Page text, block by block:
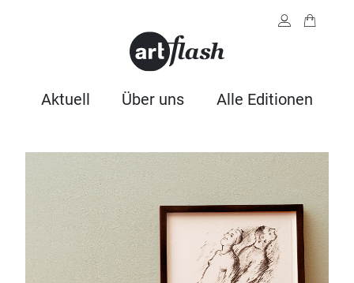
Aktuell Über uns Alle Editionen